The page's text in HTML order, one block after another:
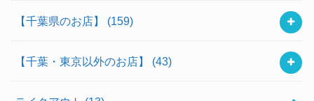
【千葉県のお店】 (159)
【千葉・東京以外のお店】 (43)